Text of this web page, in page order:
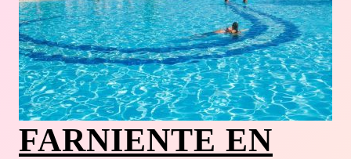
FARNIENTE EN